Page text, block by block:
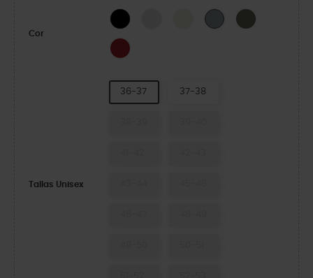
Cor
BLACK Bone/BlackConcreteDusty Olive
Heritage Red
Tallas Unisex
36-37 37-38